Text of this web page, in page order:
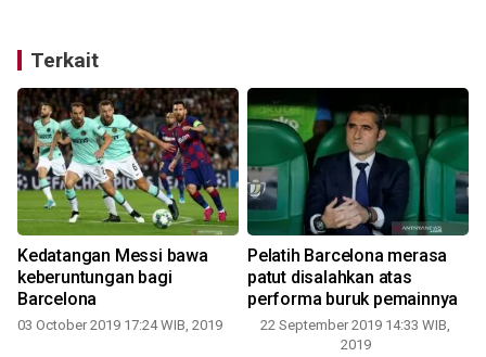
Terkait
Kedatangan Messi bawa
keberuntungan bagi
Barcelona
03 October 2019 17:24 WIB, 2019
Pelatih Barcelona merasa
patut disalahkan atas
performa buruk pemainnya
22 September 2019 14:33 WIB,
2019